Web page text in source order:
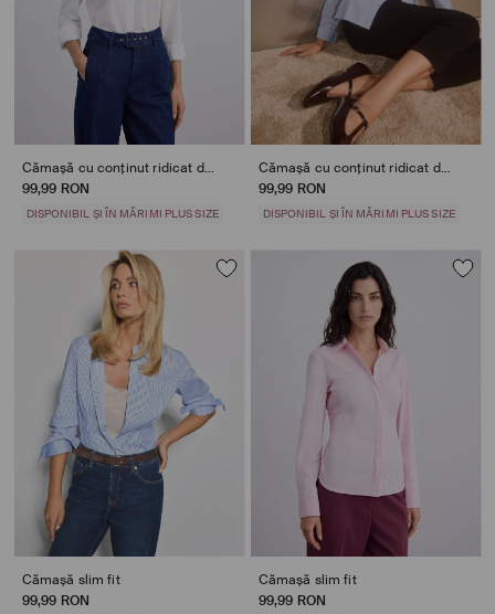
Cămașă cu conținut ridicat de bumbac
99,99 RON
DISPONIBIL ȘI ÎN MĂRIMI PLUS SIZE
Cămașă cu conținut ridicat de bumbac
99,99 RON
DISPONIBIL ȘI ÎN MĂRIMI PLUS SIZE
Cămașă slim fit
99,99 RON
Cămașă slim fit
99,99 RON